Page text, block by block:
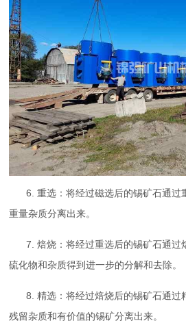
6. 重选：将经过磁选后的锡矿石通过
重量杂质分离出来。
7. 焙烧：将经过重选后的锡矿石通过
硫化物和杂质得到进一步的分解和去除。
8. 精选：将经过焙烧后的锡矿石通过
残留杂质和有价值的锡矿分离出来。